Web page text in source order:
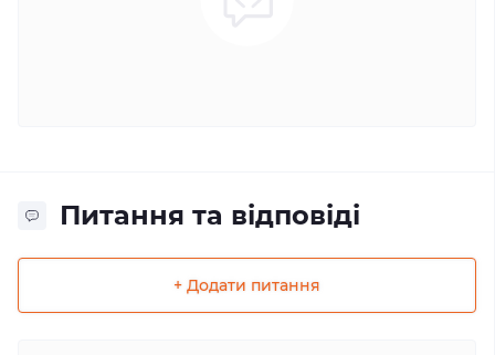
Питання та відповіді
+ Додати питання